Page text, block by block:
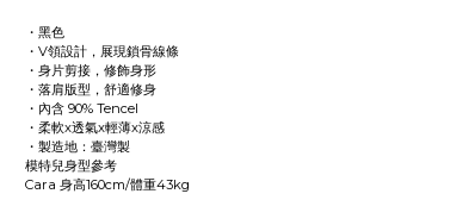
・黑色
・V領設計，展現鎖骨線條
・身片剪接，修飾身形
・落肩版型，舒適修身
・內含 90% Tencel
・柔軟x透氣x輕薄x涼感
・製造地：臺灣製
模特兒身型參考
Cara 身高160cm/體重43kg